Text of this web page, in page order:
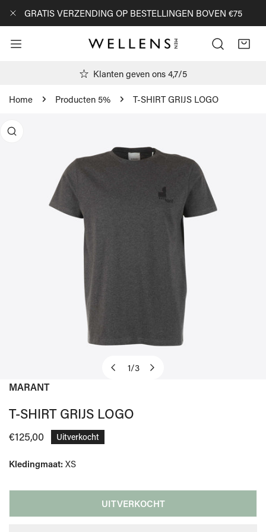
NAAR ARTIKEL
GRATIS VERZENDING OP BESTELLINGEN BOVEN €75
Klanten geven ons 4,7/5
Home Producten 5% T-SHIRT GRIJS LOGO
1/3
MARANT
T-SHIRT GRIJS LOGO
Normale
€125,00 Uitverkocht
Kledingmaat: XS
UITVERKOCHT